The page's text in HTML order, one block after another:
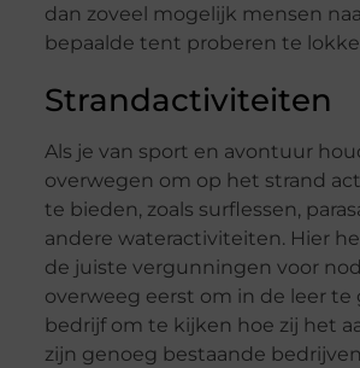
dan zoveel mogelijk mensen
bepaalde tent proberen te
Strandactiviteiten
Als je van sport en avontuur
overwegen om op het strand
te bieden, zoals surflessen,
andere wateractiviteiten. Hier
de juiste vergunningen voor
overweeg eerst om in de leer te
bedrijf om te kijken hoe zij het
zijn genoeg bestaande